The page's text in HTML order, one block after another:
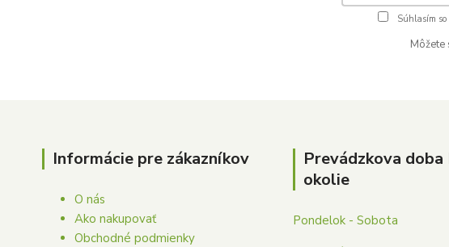
Súhlasím so
Môžete
Informácie pre zákazníkov
O nás
Ako nakupovať
Obchodné podmienky
Prevádzkova doba
okolie
Pondelok - Sobota